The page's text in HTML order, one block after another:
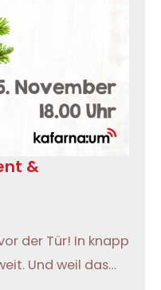
&
der Tür! In knapp
Und weil das…